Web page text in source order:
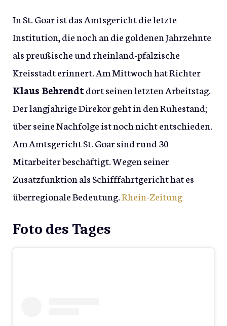
In St. Goar ist das Amtsgericht die letzte
Institution, die noch an die goldenen Jahrzehnte
als preußische und rheinland-pfälzische
Kreisstadt erinnert. Am Mittwoch hat Richter
Klaus Behrendtdort seinen letzten Arbeitstag.
Der langjährige Direkor geht in den Ruhestand;
über seine Nachfolge ist noch nicht entschieden.
Am Amtsgericht St. Goar sind rund 30
Mitarbeiter beschäftigt. Wegen seiner
Zusatzfunktion als Schifffahrtgericht hat es
überregionale Bedeutung.Rhein-Zeitung
Foto des Tages